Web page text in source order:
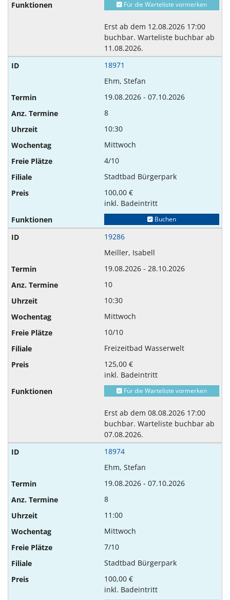
Für die Warteliste vormerken
Erst ab dem 12.08.2026 17:00
buchbar. Warteliste buchbar ab
11.08.2026.
18971
Ehm, Stefan
19.08.2026 - 07.10.2026
8
10:30
Mittwoch
4/10
Stadtbad Bürgerpark
100,00 €
inkl. Badeintritt
Buchen
19286
Meiller, Isabell
19.08.2026 - 28.10.2026
10
10:30
Mittwoch
10/10
Freizeitbad Wasserwelt
125,00 €
inkl. Badeintritt
Für die Warteliste vormerken
Erst ab dem 08.08.2026 17:00
buchbar. Warteliste buchbar ab
07.08.2026.
18974
Ehm, Stefan
19.08.2026 - 07.10.2026
8
11:00
Mittwoch
7/10
Stadtbad Bürgerpark
100,00 €
inkl. Badeintritt